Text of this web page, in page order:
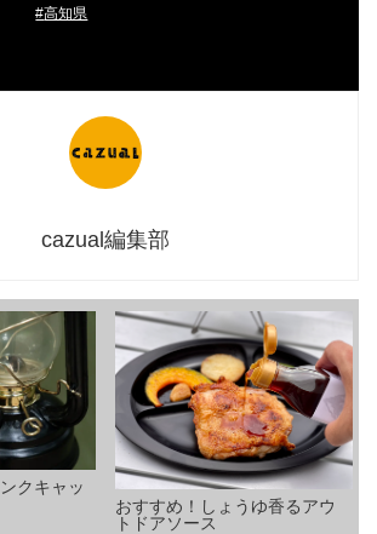
高知県
cazual編集部
クキャッ
おすすめ！しょうゆ香るアウ
トドアソース